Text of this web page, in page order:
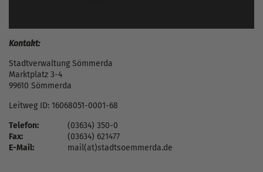
Kontakt:
Stadtverwaltung Sömmerda
Marktplatz 3-4
99610 Sömmerda
Leitweg ID: 16068051-0001-68
Telefon:
(03634) 350-0
Fax:
(03634) 621477
E-Mail:
mail(at)stadtsoemmerda.de